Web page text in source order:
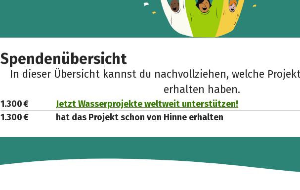
Spendenübersicht
In dieser Übersicht kannst du nachvollziehen, welche
erhalten haben.
1.300 €
Jetzt Wasserprojekte weltweit unterstützen!
1.300 €
hat das Projekt schon von Hinne erhalten